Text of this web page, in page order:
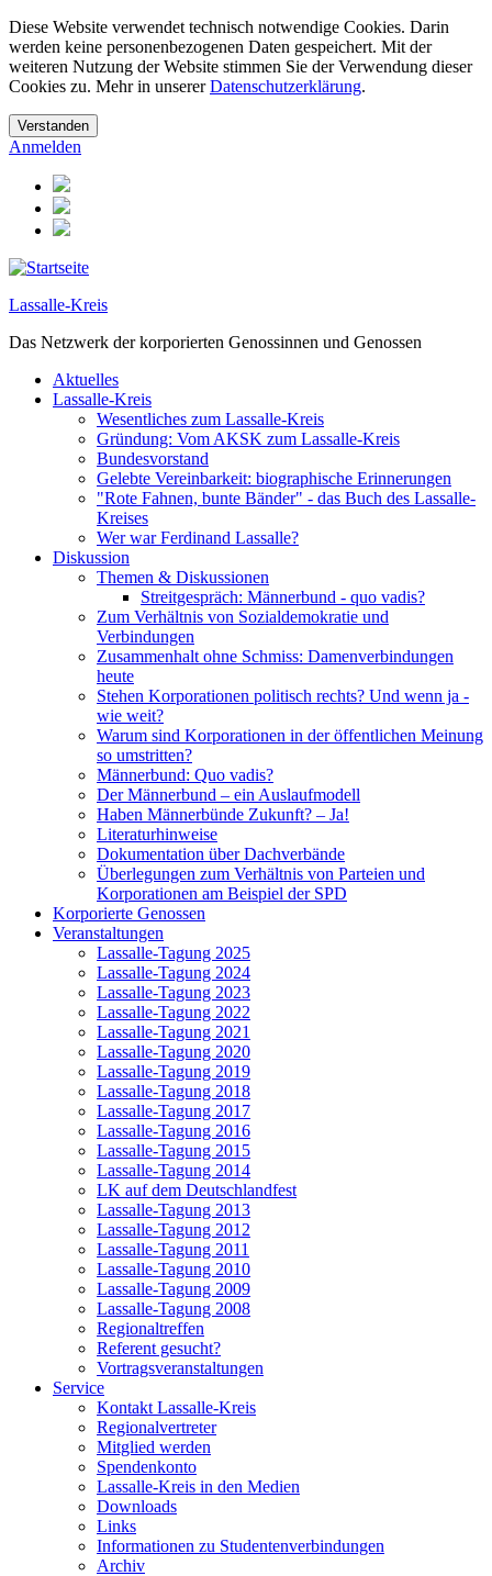
Diese Website verwendet technisch notwendige Cookies. Darin
werden keine personenbezogenen Daten gespeichert. Mit der
weiteren Nutzung der Website stimmen Sie der Verwendung dieser
Cookies zu. Mehr in unsererDatenschutzerklärung.
Anmelden
Lassalle-Kreis
Das Netzwerk der korporierten Genossinnen und Genossen
Aktuelles
Lassalle-Kreis
Wesentliches zum Lassalle-Kreis
Gründung: Vom AKSK zum Lassalle-Kreis
Bundesvorstand
Gelebte Vereinbarkeit: biographische Erinnerungen
"Rote Fahnen, bunte Bänder" - das Buch des Lassalle-
Kreises
Wer war Ferdinand Lassalle?
Diskussion
Themen & Diskussionen
Streitgespräch: Männerbund - quo vadis?
Zum Verhältnis von Sozialdemokratie und
Verbindungen
Zusammenhalt ohne Schmiss: Damenverbindungen
heute
Stehen Korporationen politisch rechts? Und wenn ja -
wie weit?
Warum sind Korporationen in der öffentlichen Meinung
so umstritten?
Männerbund: Quo vadis?
Der Männerbund – ein Auslaufmodell
Haben Männerbünde Zukunft? – Ja!
Literaturhinweise
Dokumentation über Dachverbände
Überlegungen zum Verhältnis von Parteien und
Korporationen am Beispiel der SPD
Korporierte Genossen
Veranstaltungen
Lassalle-Tagung 2025
Lassalle-Tagung 2024
Lassalle-Tagung 2023
Lassalle-Tagung 2022
Lassalle-Tagung 2021
Lassalle-Tagung 2020
Lassalle-Tagung 2019
Lassalle-Tagung 2018
Lassalle-Tagung 2017
Lassalle-Tagung 2016
Lassalle-Tagung 2015
Lassalle-Tagung 2014
LK auf dem Deutschlandfest
Lassalle-Tagung 2013
Lassalle-Tagung 2012
Lassalle-Tagung 2011
Lassalle-Tagung 2010
Lassalle-Tagung 2009
Lassalle-Tagung 2008
Regionaltreffen
Referent gesucht?
Vortragsveranstaltungen
Service
Kontakt Lassalle-Kreis
Regionalvertreter
Mitglied werden
Spendenkonto
Lassalle-Kreis in den Medien
Downloads
Links
Informationen zu Studentenverbindungen
Archiv